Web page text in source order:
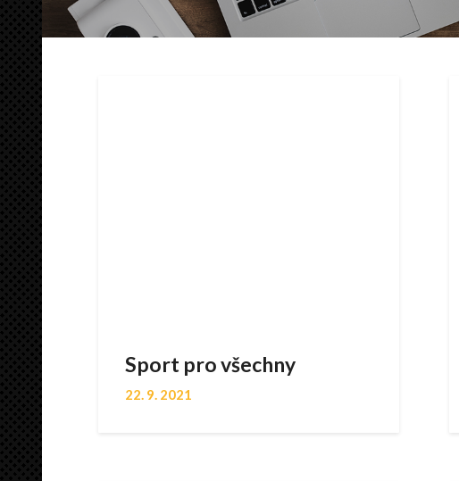
Sport pro všechny
22. 9. 2021